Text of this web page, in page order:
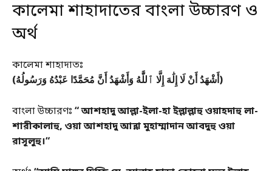
কালেমা শাহাদাতের বাংলা উচ্চারণ ও
অর্থ
কালেমা শাহাদাতঃ
(أَشْهَدُ أَنْ لَا إِلَٰهَ إِلَّا ٱللَّٰهُ وَأَشْهَدُ أَنَّ مُحَمَّدًا عَبْدُهُ وَرَسُولُهُ)
বাংলা উচ্চারণঃ “ আশহাদু আল্লা-ইলা-হা ইল্লাল্লাহু ওয়াহদাহু লা-
শারীকালাহু, ওয়া আশহাদু আন্না মুহাম্মাদান আবদুহু ওয়া
রাসূলুহু।“